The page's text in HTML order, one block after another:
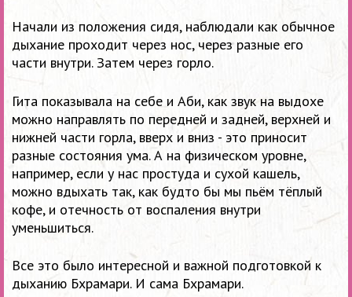
Начали из положения сидя, наблюдали как обычное
дыхание проходит через нос, через разные его
части внутри. Затем через горло.
Гита показывала на себе и Аби, как звук на выдохе
можно направлять по передней и задней, верхней и
нижней части горла, вверх и вниз - это приносит
разные состояния ума. А на физическом уровне,
например, если у нас простуда и сухой кашель,
можно вдыхать так, как будто бы мы пьём тёплый
кофе, и отечность от воспаления внутри
уменьшиться.
Все это было интересной и важной подготовкой к
дыханию Бхрамари. И сама Бхрамари.